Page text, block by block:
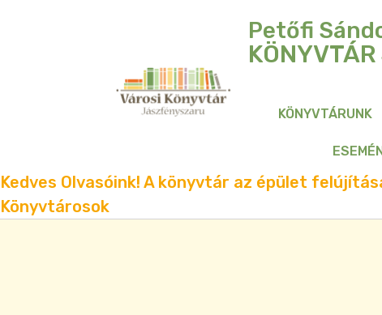
Petőfi
KÖNYVTÁR
KÖNYVTÁRUNK
Kedves Olvasóink! A könyvtár az épület
Könyvtárosok